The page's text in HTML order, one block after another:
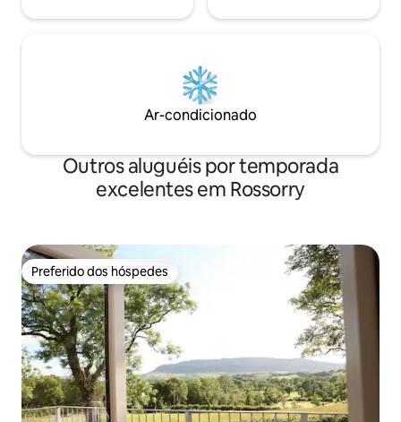
Ar-condicionado
Outros aluguéis por temporada
excelentes em Rossorry
Preferido dos hóspedes
Preferido dos hóspedes